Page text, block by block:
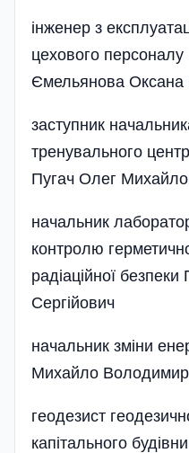
інженер з
цехового персоналу
Ємельянова Оксана
заступник
тренувального
Пугач Олег
начальник
контролю
радіаційної
Сергійович
начальник зміни
Михайло
геодезист
капітального